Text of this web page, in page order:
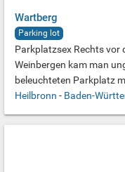
Wartberg
Parking lot
Parkplatzsex Rechts vor
Weinbergen kam man
beleuchteten Parkplatz
Heilbronn - Baden-